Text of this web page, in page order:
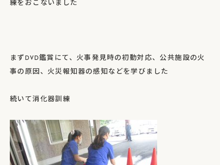
練をおこないました
まずDVD鑑賞にて、火事発見時の初動対応、公共施設の火
事の原因、火災報知器の感知などを学びました
続いて消化器訓練